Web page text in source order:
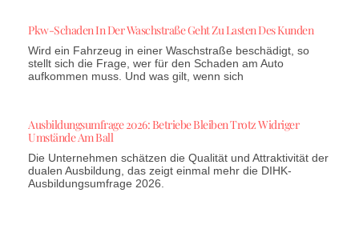
Pkw-Schaden In Der Waschstraße Geht Zu Lasten Des Kunden
Wird ein Fahrzeug in einer Waschstraße beschädigt, so
stellt sich die Frage, wer für den Schaden am Auto
aufkommen muss. Und was gilt, wenn sich
Ausbildungsumfrage 2026: Betriebe Bleiben Trotz Widriger
Umstände Am Ball
Die Unternehmen schätzen die Qualität und Attraktivität der
dualen Ausbildung, das zeigt einmal mehr die DIHK-
Ausbildungsumfrage 2026.